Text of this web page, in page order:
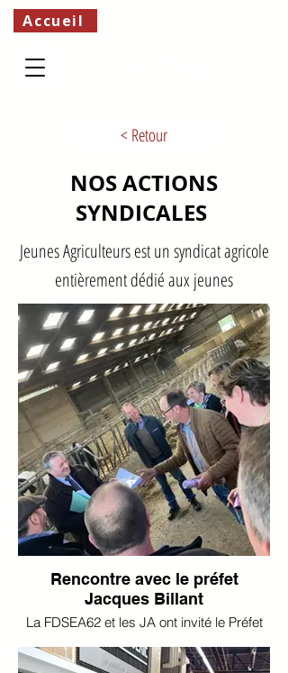
Accueil
< Retour
NOS ACTIONS
SYNDICALES
Jeunes Agriculteurs est un syndicat agricole
entièrement dédié aux jeunes
Rencontre avec le préfet
Jacques Billant
La FDSEA62 et les JA ont invité le Préfet
LHEUREUX à St Folquin. C’était l’occasion